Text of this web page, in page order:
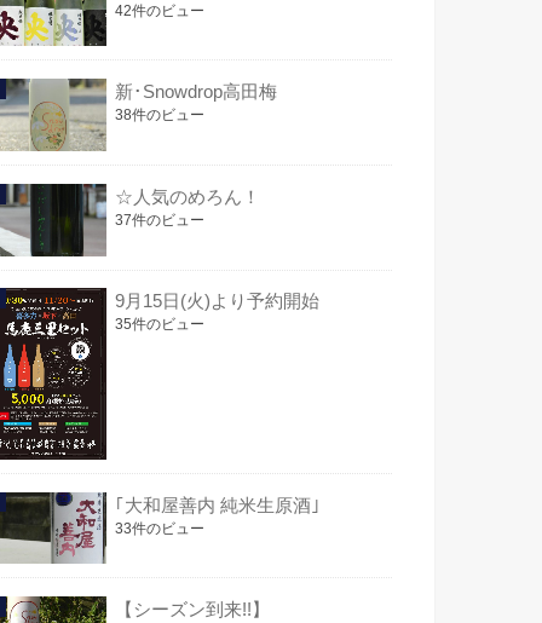
42件のビュー
新･Snowdrop高田梅
38件のビュー
☆人気のめろん！
37件のビュー
9月15日(火)より予約開始
35件のビュー
｢大和屋善内 純米生原酒｣
33件のビュー
【シーズン到来!!】